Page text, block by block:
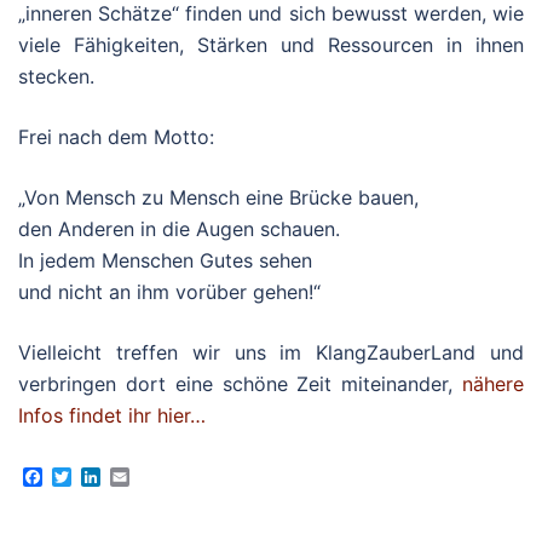
„inneren Schätze“ finden und sich bewusst werden, wie
viele Fähigkeiten, Stärken und Ressourcen in ihnen
stecken.
Frei nach dem Motto:
„Von Mensch zu Mensch eine Brücke bauen,
den Anderen in die Augen schauen.
In jedem Menschen Gutes sehen
und nicht an ihm vorüber gehen!“
Vielleicht treffen wir uns im KlangZauberLand und
verbringen dort eine schöne Zeit miteinander, nähere
Infos findet ihr hier…
Facebook
TwitterLinkedIn